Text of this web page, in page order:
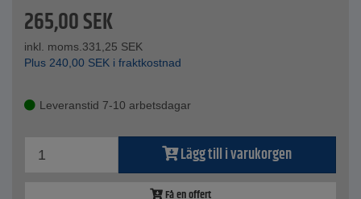
265,00SEK
inkl. moms.331,25 SEK
Plus 240,00 SEK i fraktkostnad
Leveranstid 7-10 arbetsdagar
Lägg till i varukorgen
Få en offert